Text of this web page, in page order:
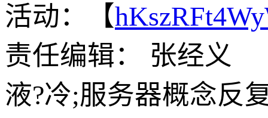
活动：【
责任编辑： 张经义
液?冷;服务器概念反